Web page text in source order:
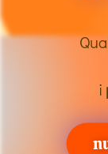
i